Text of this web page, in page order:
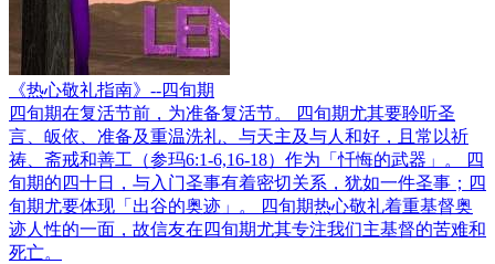
《热心敬礼指南》--四旬期
四旬期在复活节前，为准备复活节。 四旬期尤其要聆听圣
言、皈依、准备及重温洗礼、与天主及与人和好，且常以祈
祷、斋戒和善工（参玛6:1-6,16-18）作为「忏悔的武器」。 四
旬期的四十日，与入门圣事有着密切关系，犹如一件圣事；四
旬期尤要体现「出谷的奥迹」。 四旬期热心敬礼着重基督奥
迹人性的一面，故信友在四旬期尤其专注我们主基督的苦难和
死亡。